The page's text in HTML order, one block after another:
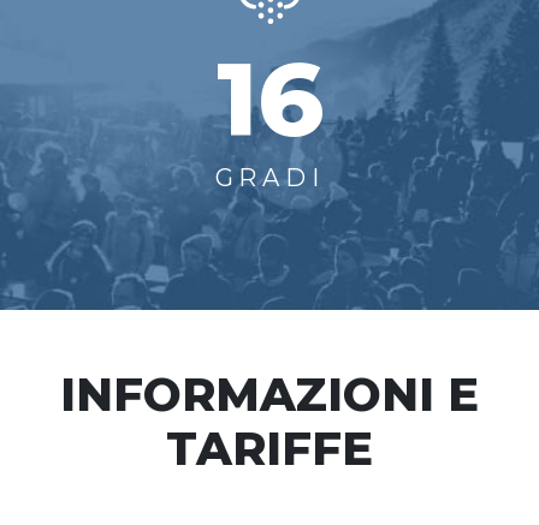
16
GRADI
INFORMAZIONI E
TARIFFE